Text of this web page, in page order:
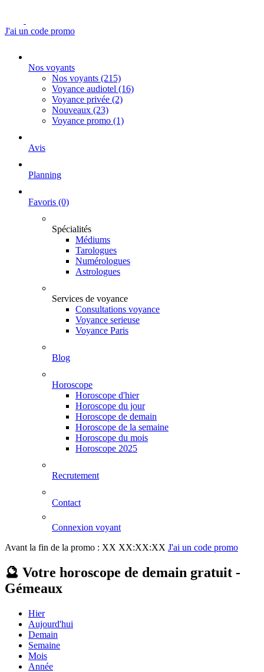
J'ai un code promo
Nos voyants
Nos voyants (215)
Voyance audiotel (16)
Voyance privée (2)
Nouveaux (23)
Voyance promo (1)
Avis
Planning
Favoris (0)
Spécialités
Médiums
Tarologues
Numérologues
Astrologues
Services de voyance
Consultations voyance
Voyance serieuse
Voyance Paris
Blog
Horoscope
Horoscope d'hier
Horoscope du jour
Horoscope de demain
Horoscope de la semaine
Horoscope du mois
Horoscope 2025
Recrutement
Contact
Connexion voyant
Avant la fin de la promo : XX XX:XX:XX J'ai un code promo
🔮 Votre horoscope de demain gratuit -
Gémeaux
Hier
Aujourd'hui
Demain
Semaine
Mois
Année